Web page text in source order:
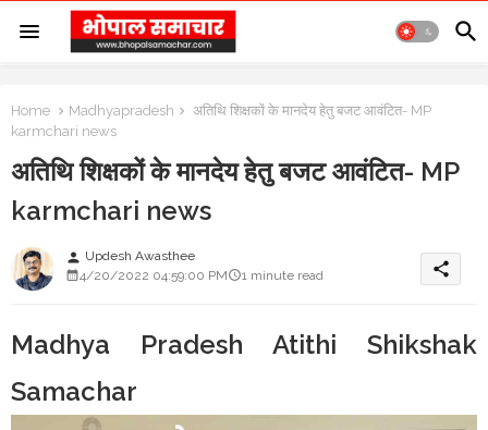
Home Madhyapradesh
अतिथि शिक्षकों के मानदेय हेतु बजट आवंटित- MP
karmchari news
अतिथि शिक्षकों के मानदेय हेतु बजट आवंटित- MP
karmchari news
person Updesh Awasthee
4/20/2022 04:59:00 PM
1 minute read share
Madhya Pradesh Atithi Shikshak
Samachar